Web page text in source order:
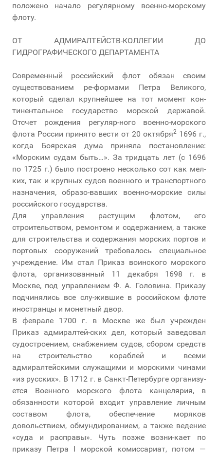
положено начало регулярному военно-морскому
флоту.
ОТ АДМИРАЛТЕЙСТВ-КОЛЛЕГИИ ДО
ГИДРОГРАФИЧЕСКОГО ДЕПАРТАМЕНТА
Современный российский флот обязан своим
существованием ре-формами Петра Великого,
который сделал крупнейшее на тот момент кон-
тинентальное государство морской державой.
Отсчет рождения регуляр-ного военно-морского
флота России принято вести от 20 октября2 1696 г.,
когда Боярская дума приняла постановление:
«Морским судам быть…». За тридцать лет (с 1696
по 1725 г.) было построено несколько сот как мел-
ких, так и крупных судов военного и транспортного
назначения, образо-вавших военно-морские силы
российского государства.
Для управления растущим флотом, его
строительством, ремонтом и содержанием, а также
для строительства и содержания морских портов и
портовых сооружений требовалось специальное
учреждение. Им стал Приказ воинского морского
флота, организованный 11 декабря 1698 г. в
Москве, под управлением Ф. А. Головина. Приказу
подчинялись все слу-жившие в российском флоте
иностранцы и монетный двор.
В феврале 1700 г. в Москве же был учрежден
Приказ адмиралтей-ских дел, который заведовал
судостроением, снабжением судов, сбором средств
на строительство кораблей и всеми
адмиралтейскими служащими и морскими чинами
«из русских». В 1712 г. в Санкт-Петербурге организу-
ется Военного морского флота канцелярия, в
обязанности которой входит управление личным
составом флота, обеспечение моряков
довольствием, обмундированием, а также ведение
«суда и расправы». Чуть позже возни-кает по
приказу Петра I морской комиссариат, потом —